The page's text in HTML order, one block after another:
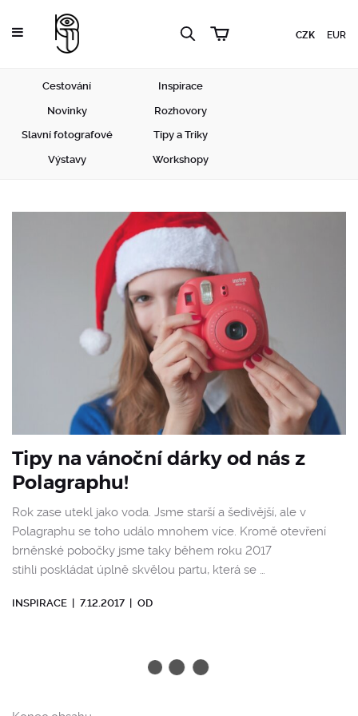
CZK EUR
Cestování Inspirace
Novinky Rozhovory
Slavní fotografové Tipy a Triky
Výstavy Workshopy
Tipy na vánoční dárky od nás z
Polagraphu!
Rok zase utekl jako voda. Jsme starší a šedivější, ale v
Polagraphu se toho událo mnohem více. Kromě otevření
brněnské pobočky jsme taky během roku 2017
stihli poskládat úplně skvělou partu, která se …
INSPIRACE 7.12.2017 OD